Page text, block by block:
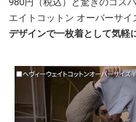
エイトコットン オーバーサイ
デザインで一枚着として気軽